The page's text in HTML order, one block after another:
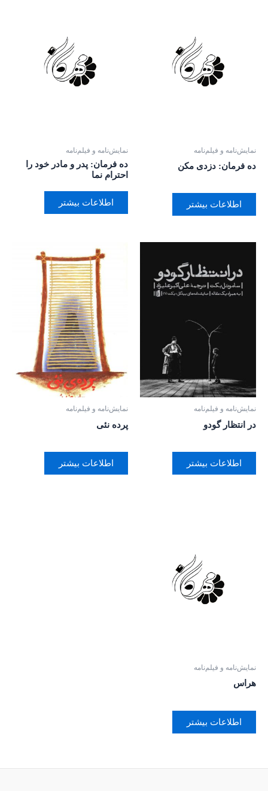
نمایش‌نامه و فیلم‌نامه
ده فرمان: دزدی مکن
اطلاعات بیشتر
نمایش‌نامه و فیلم‌نامه
ده فرمان: پدر و مادر خود را
احترام نما
اطلاعات بیشتر
نمایش‌نامه و فیلم‌نامه
در انتظار گودو
اطلاعات بیشتر
نمایش‌نامه و فیلم‌نامه
پرده نئی
اطلاعات بیشتر
نمایش‌نامه و فیلم‌نامه
هراس
اطلاعات بیشتر